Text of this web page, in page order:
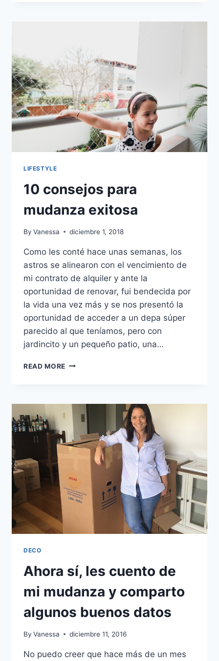
TODO
LO
QUE
NECESITAS
EN
ESTOS
TIEMPOS
LIFESTYLE
10 consejos para
mudanza exitosa
By Vanessa diciembre 1, 2018
Como les conté hace unas semanas, los
astros se alinearon con el vencimiento de
mi contrato de alquiler y ante la
oportunidad de renovar, fui bendecida por
la vida una vez más y se nos presentó la
oportunidad de acceder a un depa súper
parecido al que teníamos, pero con
jardincito y un pequeño patio, una…
READ MORE 10
EXITOSA
DECO
Ahora sí, les cuento de
mi mudanza y comparto
algunos buenos datos
By Vanessa diciembre 11, 2016
No puedo creer que hace más de un mes